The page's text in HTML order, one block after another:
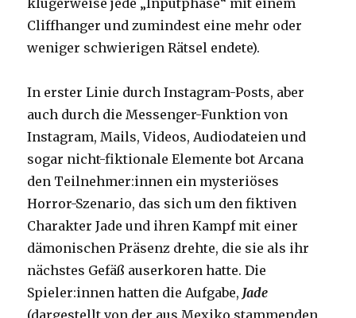
klugerweise jede „Inputphase“ mit einem
Cliffhanger und zumindest eine mehr oder
weniger schwierigen Rätsel endete).
In erster Linie durch Instagram-Posts, aber
auch durch die Messenger-Funktion von
Instagram, Mails, Videos, Audiodateien und
sogar nicht-fiktionale Elemente bot Arcana
den Teilnehmer:innen ein mysteriöses
Horror-Szenario, das sich um den fiktiven
Charakter Jade und ihren Kampf mit einer
dämonischen Präsenz drehte, die sie als ihr
nächstes Gefäß auserkoren hatte. Die
Spieler:innen hatten die Aufgabe, Jade